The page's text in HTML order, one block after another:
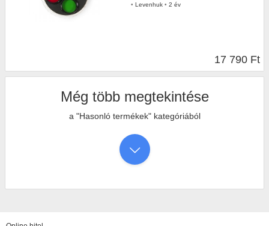
• Levenhuk • 2 év
17 790 Ft
Még több megtekintése
a "Hasonló termékek" kategóriából